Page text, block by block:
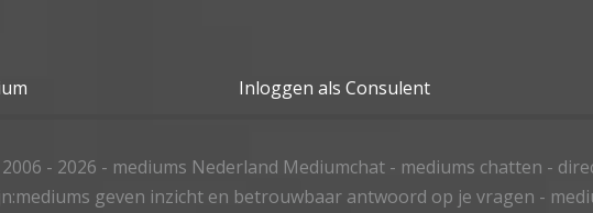
Inloggen als Consulent
- 2026 - mediums Nederland Mediumchat - mediums chatten -
geven inzicht en betrouwbaar antwoord op je vragen -